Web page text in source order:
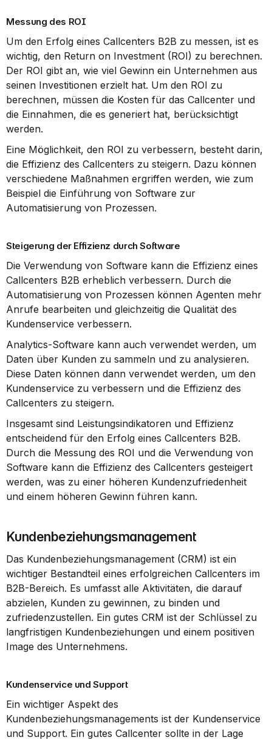
Messung des ROI
Um den Erfolg eines Callcenters B2B zu messen, ist es
wichtig, den Return on Investment (ROI) zu berechnen.
Der ROI gibt an, wie viel Gewinn ein Unternehmen aus
seinen Investitionen erzielt hat. Um den ROI zu
berechnen, müssen die Kosten für das Callcenter und
die Einnahmen, die es generiert hat, berücksichtigt
werden.
Eine Möglichkeit, den ROI zu verbessern, besteht darin,
die Effizienz des Callcenters zu steigern. Dazu können
verschiedene Maßnahmen ergriffen werden, wie zum
Beispiel die Einführung von Software zur
Automatisierung von Prozessen.
Steigerung der Effizienz durch Software
Die Verwendung von Software kann die Effizienz eines
Callcenters B2B erheblich verbessern. Durch die
Automatisierung von Prozessen können Agenten mehr
Anrufe bearbeiten und gleichzeitig die Qualität des
Kundenservice verbessern.
Analytics-Software kann auch verwendet werden, um
Daten über Kunden zu sammeln und zu analysieren.
Diese Daten können dann verwendet werden, um den
Kundenservice zu verbessern und die Effizienz des
Callcenters zu steigern.
Insgesamt sind Leistungsindikatoren und Effizienz
entscheidend für den Erfolg eines Callcenters B2B.
Durch die Messung des ROI und die Verwendung von
Software kann die Effizienz des Callcenters gesteigert
werden, was zu einer höheren Kundenzufriedenheit
und einem höheren Gewinn führen kann.
Kundenbeziehungsmanagement
Das Kundenbeziehungsmanagement (CRM) ist ein
wichtiger Bestandteil eines erfolgreichen Callcenters im
B2B-Bereich. Es umfasst alle Aktivitäten, die darauf
abzielen, Kunden zu gewinnen, zu binden und
zufriedenzustellen. Ein gutes CRM ist der Schlüssel zu
langfristigen Kundenbeziehungen und einem positiven
Image des Unternehmens.
Kundenservice und Support
Ein wichtiger Aspekt des
Kundenbeziehungsmanagements ist der Kundenservice
und Support. Ein gutes Callcenter sollte in der Lage